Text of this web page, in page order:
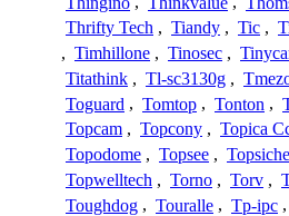
Thrifty Tech , Tiandy , Tic ,
, Timhillone , Tinosec ,
Titathink , Tl-sc3130g ,
Toguard , Tomtop , Tonton ,
Topcam , Topcony , Topica
Topodome , Topsee ,
Topwelltech , Torno , Torv ,
Toughdog , Touralle , Tp-ipc ,